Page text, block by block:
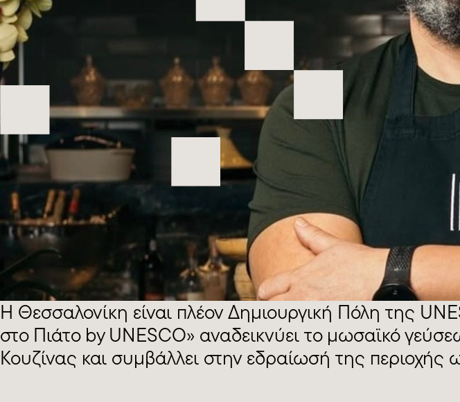
Η Θεσσαλονίκη είναι πλέον Δημιουργική Πόλη της
στο Πιάτο by UNESCO» αναδεικνύει το μωσαϊκό
Κουζίνας και συμβάλλει στην εδραίωσή της